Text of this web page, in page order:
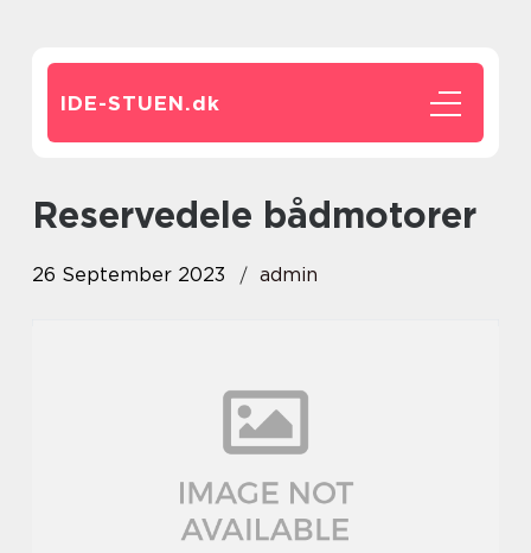
IDE-STUEN.dk
reservedele bådmotorer
26 September 2023 admin